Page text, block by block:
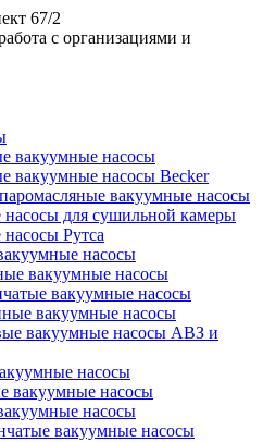
67/2
с организациями и
вакуумные насосы
вакуумные насосы Becker
вакуумные насосы
для сушильной камеры
Рутса
насосы
вакуумные насосы
вакуумные насосы
вакуумные насосы
вакуумные насосы АВЗ и
насосы
вакуумные насосы
насосы
вакуумные насосы